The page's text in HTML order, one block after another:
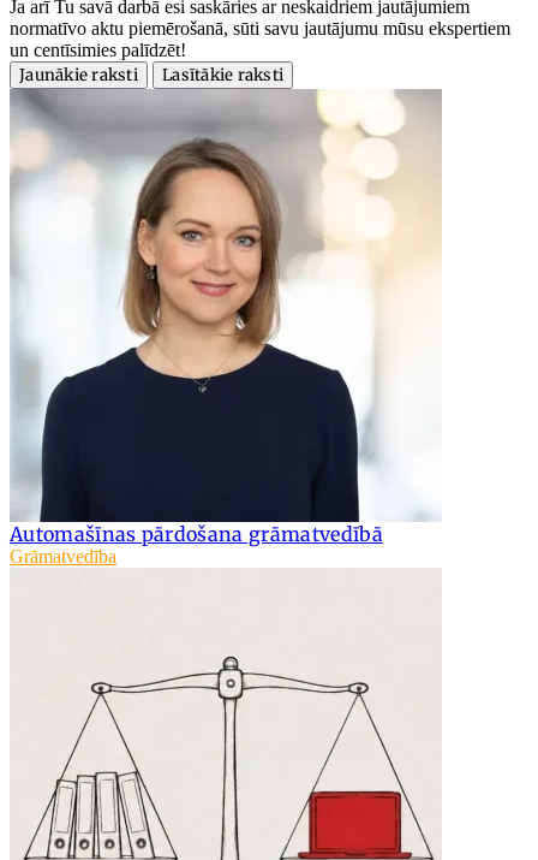
Ja arī Tu savā darbā esi saskāries ar neskaidriem jautājumiem
normatīvo aktu piemērošanā, sūti savu jautājumu mūsu ekspertiem
un centīsimies palīdzēt!
Jaunākie raksti
Lasītākie raksti
Automašīnas pārdošana grāmatvedībā
Grāmatvedība